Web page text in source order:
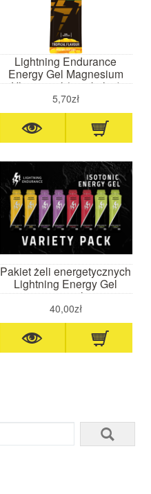
Lightning Endurance
Energy Gel Magnesium
Ultra 60 ml (tropikalny)
5,70zł
Pakiet żeli energetycznych
Lightning Energy Gel
8x60ml
40,00zł